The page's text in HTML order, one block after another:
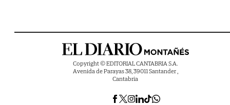
Copyright © EDITORIAL CANTABRIA S.A.
Avenida de Parayas 38, 39011 Santander ,
Cantabria